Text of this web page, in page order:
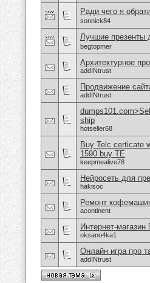
Ради чего я
sonnick84
Лучшие презенты
begtopmer
Aрхитектурное
addINtrust
Продвижение
addINtrust
ship
hotseller68
Buy Telc certicate
1590 buy TE
keepmealive78
Нейросеть для
hakisoc
Ремонт
acontinent
Интернет-
oksano4ka1
Онлайн игра про
addINtrust